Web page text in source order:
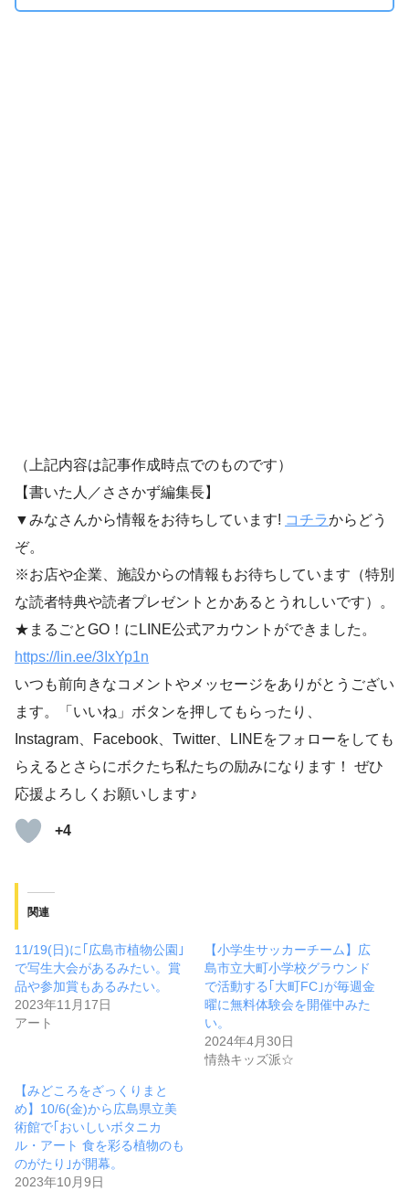
（上記内容は記事作成時点でのものです）
【書いた人／ささかず編集長】
▼みなさんから情報をお待ちしています! コチラからどう
ぞ。
※お店や企業、施設からの情報もお待ちしています（特別
な読者特典や読者プレゼントとかあるとうれしいです）。
★まるごとGO！にLINE公式アカウントができました。
https://lin.ee/3IxYp1n
いつも前向きなコメントやメッセージをありがとうござい
ます。「いいね」ボタンを押してもらったり、
Instagram、Facebook、Twitter、LINEをフォローをしても
らえるとさらにボクたち私たちの励みになります！ ぜひ
応援よろしくお願いします♪
+4
関連
11/19(日)に｢広島市植物公園｣
で写生大会があるみたい。賞
品や参加賞もあるみたい。
2023年11月17日
アート
【小学生サッカーチーム】広
島市立大町小学校グラウンド
で活動する｢大町FC｣が毎週金
曜に無料体験会を開催中みた
い。
2024年4月30日
情熱キッズ派☆
【みどころをざっくりまと
め】10/6(金)から広島県立美
術館で｢おいしいボタニカ
ル・アート 食を彩る植物のも
のがたり｣が開幕。
2023年10月9日